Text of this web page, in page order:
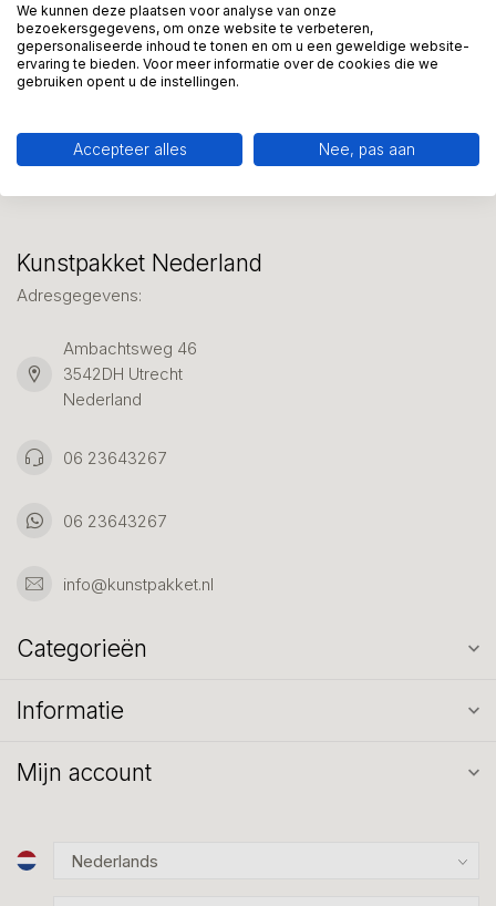
Meer informatie?
We helpen graag met uw keuze of geven advies, bel of app
ons 7 dagen per week: 06-23643267
Klantenservice
Kunstpakket Nederland
Adresgegevens:
Ambachtsweg 46
3542DH Utrecht
Nederland
06 23643267
06 23643267
info@kunstpakket.nl
Categorieën
Informatie
Mijn account
We kunnen deze plaatsen voor analyse van onze
bezoekersgegevens, om onze website te verbeteren,
gepersonaliseerde inhoud te tonen en om u een geweldige website-
ervaring te bieden. Voor meer informatie over de cookies die we
gebruiken opent u de instellingen.
Accepteer alles Nee, pas aan